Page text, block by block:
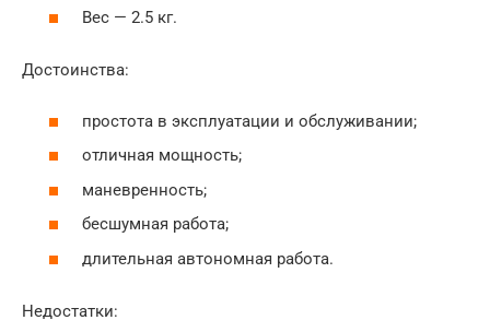
Вес — 2.5 кг.
Достоинства:
простота в эксплуатации и обслуживании;
отличная мощность;
маневренность;
бесшумная работа;
длительная автономная работа.
Недостатки: